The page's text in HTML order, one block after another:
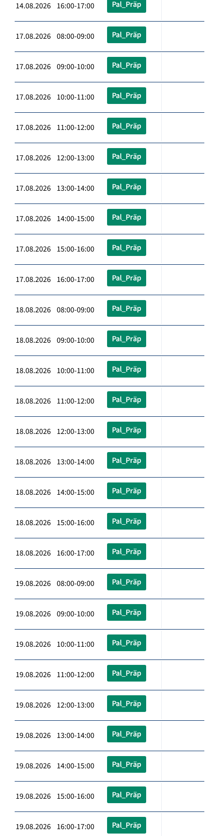
14.08.2026 16:00-17:00 Pal_Präp
17.08.2026 08:00-09:00 Pal_Präp
17.08.2026 09:00-10:00 Pal_Präp
17.08.2026 10:00-11:00 Pal_Präp
17.08.2026 11:00-12:00 Pal_Präp
17.08.2026 12:00-13:00 Pal_Präp
17.08.2026 13:00-14:00 Pal_Präp
17.08.2026 14:00-15:00 Pal_Präp
17.08.2026 15:00-16:00 Pal_Präp
17.08.2026 16:00-17:00 Pal_Präp
18.08.2026 08:00-09:00 Pal_Präp
18.08.2026 09:00-10:00 Pal_Präp
18.08.2026 10:00-11:00 Pal_Präp
18.08.2026 11:00-12:00 Pal_Präp
18.08.2026 12:00-13:00 Pal_Präp
18.08.2026 13:00-14:00 Pal_Präp
18.08.2026 14:00-15:00 Pal_Präp
18.08.2026 15:00-16:00 Pal_Präp
18.08.2026 16:00-17:00 Pal_Präp
19.08.2026 08:00-09:00 Pal_Präp
19.08.2026 09:00-10:00 Pal_Präp
19.08.2026 10:00-11:00 Pal_Präp
19.08.2026 11:00-12:00 Pal_Präp
19.08.2026 12:00-13:00 Pal_Präp
19.08.2026 13:00-14:00 Pal_Präp
19.08.2026 14:00-15:00 Pal_Präp
19.08.2026 15:00-16:00 Pal_Präp
19.08.2026 16:00-17:00 Pal_Präp